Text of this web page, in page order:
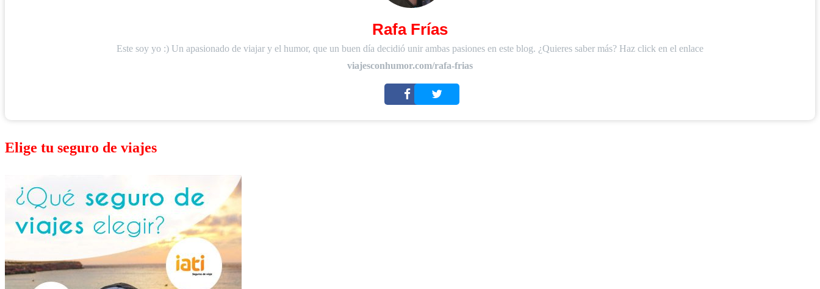
Rafa Frías
Este soy yo :) Un apasionado de viajar y el humor, que un buen día decidió unir ambas pasiones en este blog. ¿Quieres saber más? Haz click en el enlace
viajesconhumor.com/rafa-frias
Elige tu seguro de viajes